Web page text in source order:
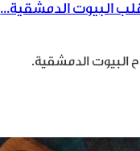
البيوت الدمشقية...
الدمشقية.